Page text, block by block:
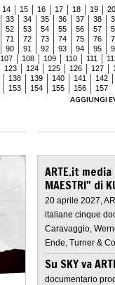
14 15 16 17 18 19
20
33 34 35 36 37 38
52 53 54 55 56 57
71 72 73 74 75 76
90 91 92 93 94 95
107 108 109 110 111
123 124 125 126 127
138 139 140 141
142
153 154 155 156
157
AGGIUNGI
ARTE.it
MAESTRI" di
20 aprile 2027,
italiane cinque
Caravaggio,
Ende, Turner &
Su SKY va
documentario